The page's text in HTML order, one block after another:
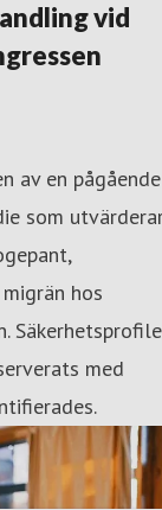
vid
av en pågående
som
hos
med